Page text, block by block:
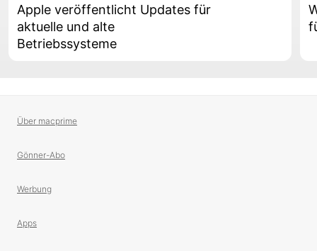
Apple veröffentlicht Updates für
aktuelle und alte
Betriebssysteme
Über macprime
Gönner-Abo
Werbung
Apps